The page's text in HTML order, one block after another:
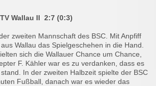
Wallau II 2:7 (0:3)
zweiten Mannschaft des BSC. Mit Anpfiff
Wallau das Spielgeschehen in die Hand.
sich die Wallauer Chance um Chance,
F. Kähler war es zu verdanken, dass es
In der zweiten Halbzeit spielte der BSC
Fußball, danach war es wieder das